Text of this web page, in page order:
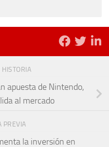
HISTORIA
apuesta de Nintendo,
al mercado
PREVIA
la inversión en